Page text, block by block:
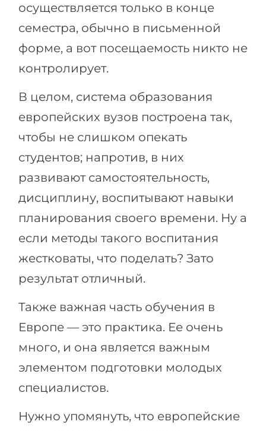
осуществляется только в конце
семестра, обычно в письменной
форме, а вот посещаемость никто не
контролирует.
В целом, система образования
европейских вузов построена так,
чтобы не слишком опекать
студентов; напротив, в них
развивают самостоятельность,
дисциплину, воспитывают навыки
планирования своего времени. Ну а
если методы такого воспитания
жестковаты, что поделать? Зато
результат отличный.
Также важная часть обучения в
Европе — это практика. Ее очень
много, и она является важным
элементом подготовки молодых
специалистов.
Нужно упомянуть, что европейские